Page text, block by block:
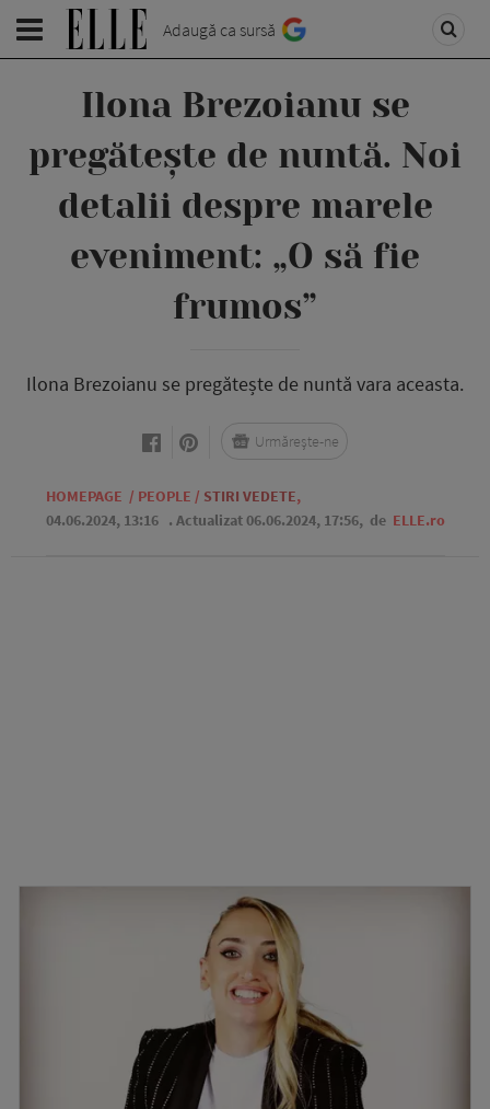
Adaugă ca sursă
Ilona Brezoianu se
pregătește de nuntă. Noi
detalii despre marele
eveniment: „O să fie
frumos”
Ilona Brezoianu se pregătește de nuntă vara aceasta.
HOMEPAGE / PEOPLE / STIRI VEDETE,
04.06.2024, 13:16 . Actualizat 06.06.2024, 17:56, de ELLE.ro
Urmărește-ne